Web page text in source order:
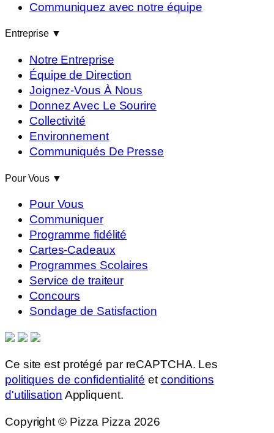
Communiquez avec notre équipe
Entreprise ▼
Notre Entreprise
Équipe de Direction
Joignez-Vous À Nous
Donnez Avec Le Sourire
Collectivité
Environnement
Communiqués De Presse
Pour Vous ▼
Pour Vous
Communiquer
Programme fidélité
Cartes-Cadeaux
Programmes Scolaires
Service de traiteur
Concours
Sondage de Satisfaction
Ce site est protégé par reCAPTCHA. Les
politiques de confidentialité et conditions
d'utilisation Appliquent.
Copyright © Pizza Pizza 2026